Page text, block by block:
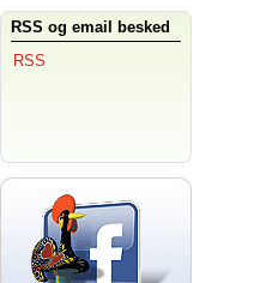
RSS og email besked
RSS